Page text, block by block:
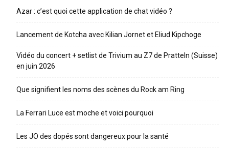
Azar : c’est quoi cette application de chat vidéo ?
Lancement de Kotcha avec Kilian Jornet et Eliud Kipchoge
Vidéo du concert + setlist de Trivium au Z7 de Pratteln (Suisse)
en juin 2026
Que signifient les noms des scènes du Rock am Ring
La Ferrari Luce est moche et voici pourquoi
Les JO des dopés sont dangereux pour la santé